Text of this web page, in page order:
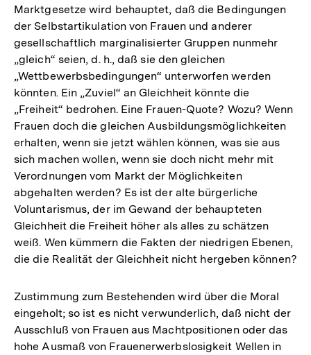
Marktgesetze wird behauptet, daß die Bedingungen
der Selbstartikulation von Frauen und anderer
gesellschaftlich marginalisierter Gruppen nunmehr
„gleich“ seien, d. h., daß sie den gleichen
„Wettbewerbsbedingungen“ unterworfen werden
könnten. Ein „Zuviel“ an Gleichheit könnte die
„Freiheit“ bedrohen. Eine Frauen-Quote? Wozu? Wenn
Frauen doch die gleichen Ausbildungsmöglichkeiten
erhalten, wenn sie jetzt wählen können, was sie aus
sich machen wollen, wenn sie doch nicht mehr mit
Verordnungen vom Markt der Möglichkeiten
abgehalten werden? Es ist der alte bürgerliche
Voluntarismus, der im Gewand der behaupteten
Gleichheit die Freiheit höher als alles zu schätzen
weiß. Wen kümmern die Fakten der niedrigen Ebenen,
die die Realität der Gleichheit nicht hergeben können?
Zustimmung zum Bestehenden wird über die Moral
eingeholt; so ist es nicht verwunderlich, daß nicht der
Ausschluß von Frauen aus Machtpositionen oder das
hohe Ausmaß von Frauenerwerbslosigkeit Wellen in